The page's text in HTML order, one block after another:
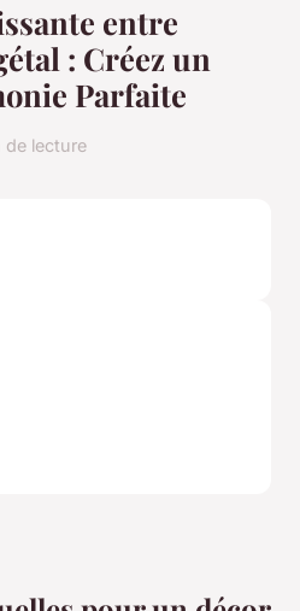
entre
: Créez un
Parfaite
de lecture